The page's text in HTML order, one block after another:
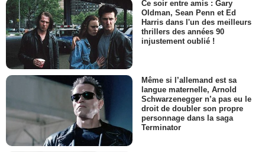
Ce soir entre amis : Gary
Oldman, Sean Penn et Ed
Harris dans l'un des meilleurs
thrillers des années 90
injustement oublié !
Même si l’allemand est sa
langue maternelle, Arnold
Schwarzenegger n’a pas eu le
droit de doubler son propre
personnage dans la saga
Terminator